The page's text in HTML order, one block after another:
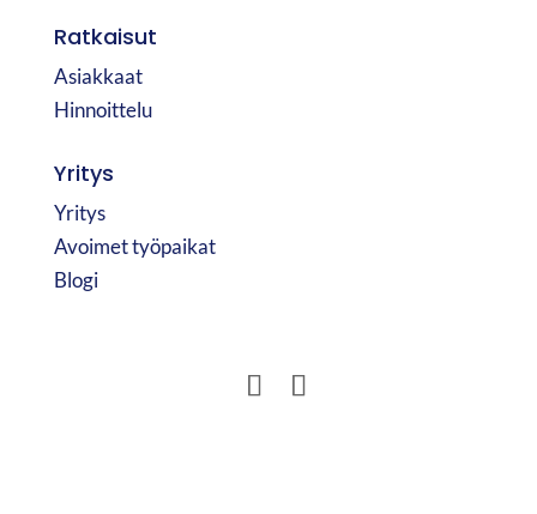
Ratkaisut
Asiakkaat
Hinnoittelu
Yritys
Yritys
Avoimet työpaikat
Blogi